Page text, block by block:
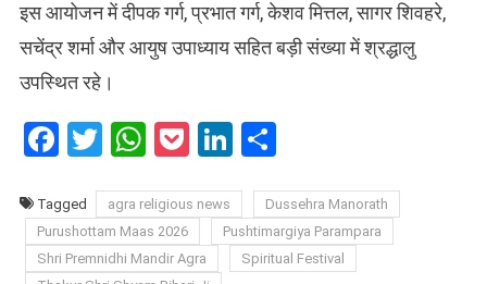
इस आयोजन में दीपक गर्ग, प्रभात गर्ग, केशव मित्तल, सागर शिवहरे,
सचेंद्र शर्मा और आयुष उपाध्याय सहित बड़ी संख्या में श्रद्धालु
उपस्थित रहे।
Facebook
Twitter
WhatsApp
PocketLinkedIn
Share
Tagged agra religious news
Dussehra Manorath
Purushottam Maas 2026
Pushtimargiya Parampara
​Shri Premnidhi Mandir Agra
Spiritual Festival